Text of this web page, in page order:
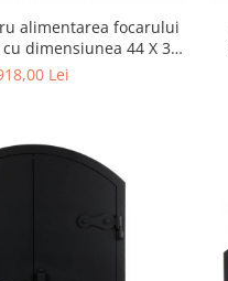
alimentarea focarului
dimensiunea 44 X 34
cmLei